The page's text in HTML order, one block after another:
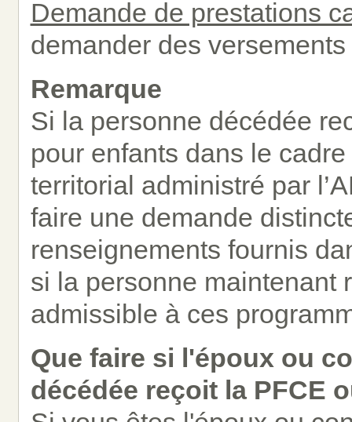
Demande de prestations
demander des
Remarque
Si la personne décédée
pour enfants dans le
territorial administré par
faire une demande
renseignements fournis
si la personne maintenant
admissible à ces
Que faire si l'époux ou
décédée reçoit la PFCE